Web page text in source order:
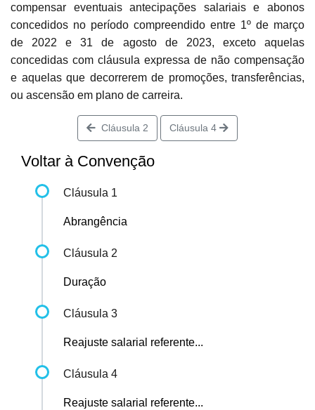
compensar eventuais antecipações salariais e abonos
concedidos no período compreendido entre 1º de março
de 2022 e 31 de agosto de 2023, exceto aquelas
concedidas com cláusula expressa de não compensação
e aquelas que decorrerem de promoções, transferências,
ou ascensão em plano de carreira.
Cláusula 2 Cláusula 4
Voltar à Convenção
Cláusula 1
Abrangência
Cláusula 2
Duração
Cláusula 3
Reajuste salarial referente...
Cláusula 4
Reajuste salarial referente...